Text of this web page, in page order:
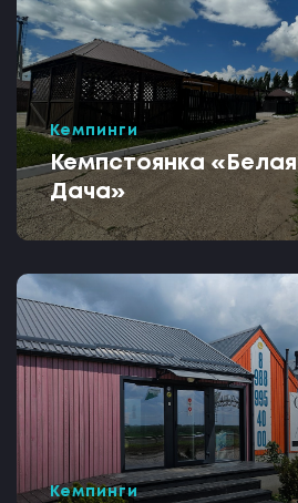
Кемпинги
Кемпстоянка «Белая
Дача»
Кемпинги